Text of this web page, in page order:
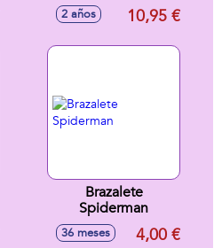
2 años 10,95 €
Brazalete
Spiderman
36 meses 4,00 €